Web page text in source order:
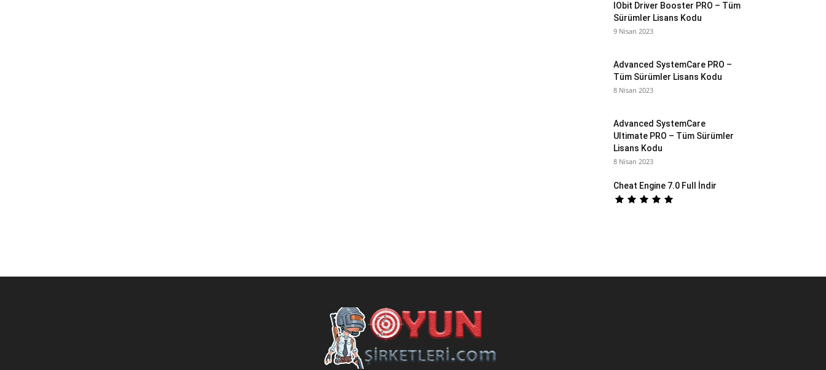
IObit Driver Booster PRO – Tüm
Sürümler Lisans Kodu
9 Nisan 2023
Advanced SystemCare PRO –
Tüm Sürümler Lisans Kodu
8 Nisan 2023
Advanced SystemCare
Ultimate PRO – Tüm Sürümler
Lisans Kodu
8 Nisan 2023
Cheat Engine 7.0 Full İndir